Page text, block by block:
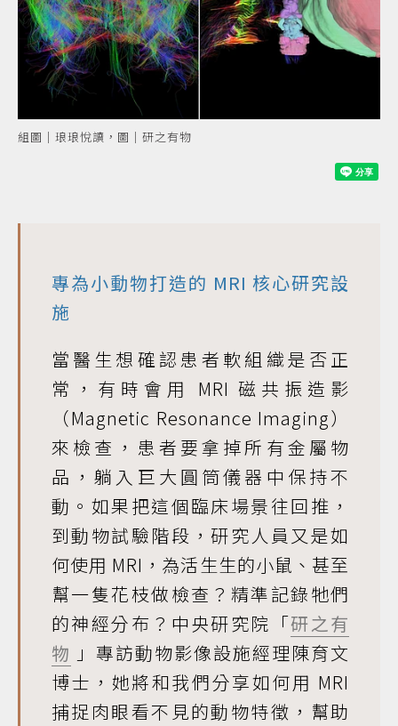
組圖｜琅琅悅讀，圖｜研之有物
專為小動物打造的 MRI 核心研究設
施
當醫生想確認患者軟組織是否正
常，有時會用 MRI 磁共振造影
（Magnetic Resonance Imaging）
來檢查，患者要拿掉所有金屬物
品，躺入巨大圓筒儀器中保持不
動。如果把這個臨床場景往回推，
到動物試驗階段，研究人員又是如
何使用 MRI，為活生生的小鼠、甚至
幫一隻花枝做檢查？精準記錄牠們
的神經分布？中央研究院「研之有
物 」專訪動物影像設施經理陳育文
博士，她將和我們分享如何用 MRI
捕捉肉眼看不見的動物特徵，幫助